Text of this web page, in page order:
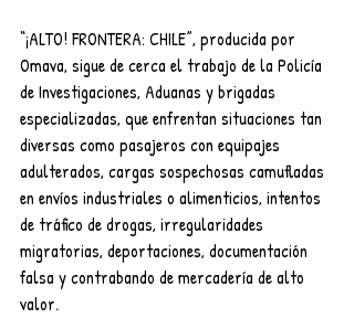
“¡ALTO! FRONTERA: CHILE”, producida por
Omava, sigue de cerca el trabajo de la Policía
de Investigaciones, Aduanas y brigadas
especializadas, que enfrentan situaciones tan
diversas como pasajeros con equipajes
adulterados, cargas sospechosas camufladas
en envíos industriales o alimenticios, intentos
de tráfico de drogas, irregularidades
migratorias, deportaciones, documentación
falsa y contrabando de mercadería de alto
valor.